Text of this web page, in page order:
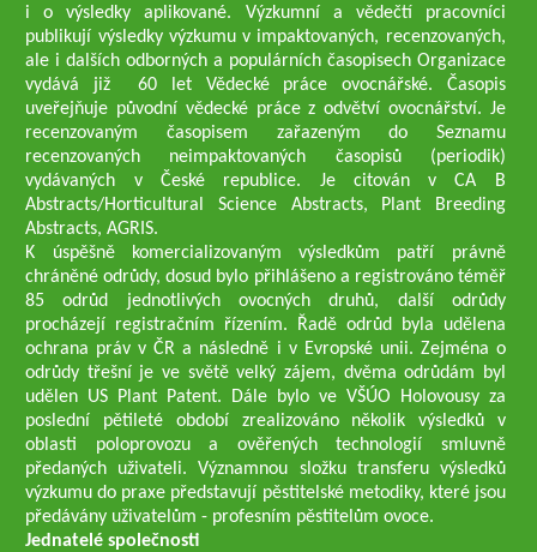
i o výsledky aplikované. Výzkumní a vědečtí pracovníci
publikují výsledky výzkumu v impaktovaných, recenzovaných,
ale i dalších odborných a populárních časopisech Organizace
vydává již 60 let Vědecké práce ovocnářské. Časopis
uveřejňuje původní vědecké práce z odvětví ovocnářství. Je
recenzovaným časopisem zařazeným do Seznamu
recenzovaných neimpaktovaných časopisů (periodik)
vydávaných v České republice. Je citován v CA B
Abstracts/Horticultural Science Abstracts, Plant Breeding
Abstracts, AGRIS.
K úspěšně komercializovaným výsledkům patří právně
chráněné odrůdy, dosud bylo přihlášeno a registrováno téměř
85 odrůd jednotlivých ovocných druhů, další odrůdy
procházejí registračním řízením. Řadě odrůd byla udělena
ochrana práv v ČR a následně i v Evropské unii. Zejména o
odrůdy třešní je ve světě velký zájem, dvěma odrůdám byl
udělen US Plant Patent. Dále bylo ve VŠÚO Holovousy za
poslední pětileté období zrealizováno několik výsledků v
oblasti poloprovozu a ověřených technologií smluvně
předaných uživateli. Významnou složku transferu výsledků
výzkumu do praxe představují pěstitelské metodiky, které jsou
předávány uživatelům - profesním pěstitelům ovoce.
Jednatelé společnosti